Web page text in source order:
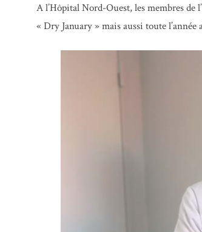
A l’Hôpital Nord-Ouest, les membres de
« Dry January » mais aussi toute l’année